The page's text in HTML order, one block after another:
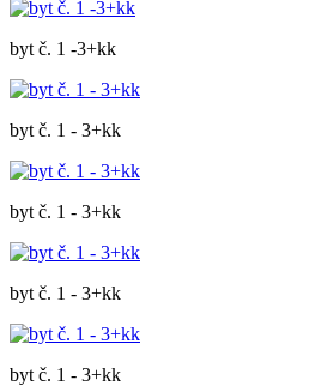
byt č. 1 -3+kk
byt č. 1 - 3+kk
byt č. 1 - 3+kk
byt č. 1 - 3+kk
byt č. 1 - 3+kk